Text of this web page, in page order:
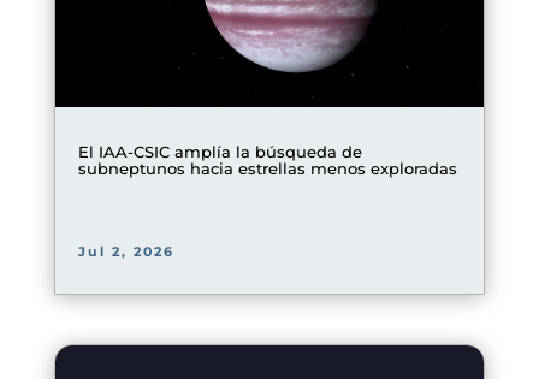
El IAA-CSIC amplía la búsqueda de
subneptunos hacia estrellas menos exploradas
Jul 2, 2026